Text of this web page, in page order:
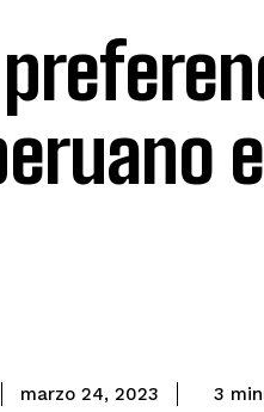
marzo 24, 2023 3